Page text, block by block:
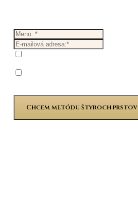
Chcem metódu štyroch prstov